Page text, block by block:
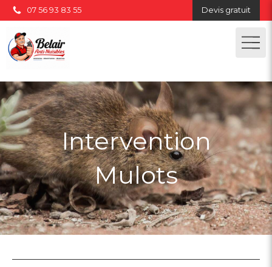
07 56 93 83 55 Devis gratuit
Intervention
Mulots